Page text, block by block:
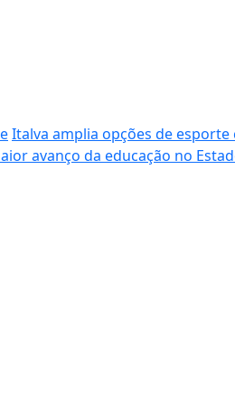
Italva amplia opções de esporte
avanço da educação no